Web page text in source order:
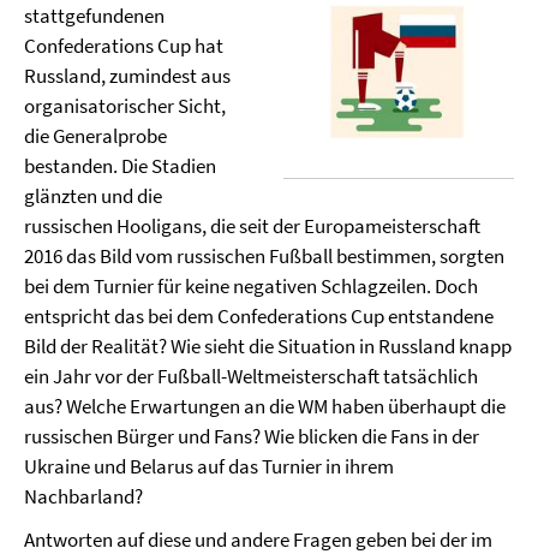
stattgefundenen
Confederations Cup hat
Russland, zumindest aus
organisatorischer Sicht,
die Generalprobe
bestanden. Die Stadien
glänzten und die
russischen Hooligans, die seit der Europameisterschaft
2016 das Bild vom russischen Fußball bestimmen, sorgten
bei dem Turnier für keine negativen Schlagzeilen. Doch
entspricht das bei dem Confederations Cup entstandene
Bild der Realität? Wie sieht die Situation in Russland knapp
ein Jahr vor der Fußball-Weltmeisterschaft tatsächlich
aus? Welche Erwartungen an die WM haben überhaupt die
russischen Bürger und Fans? Wie blicken die Fans in der
Ukraine und Belarus auf das Turnier in ihrem
Nachbarland?
Antworten auf diese und andere Fragen geben bei der im